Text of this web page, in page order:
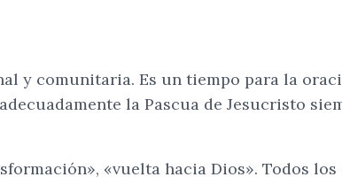
y comunitaria. Es un tiempo para la
la Pascua de Jesucristo
«vuelta hacia Dios». Todos